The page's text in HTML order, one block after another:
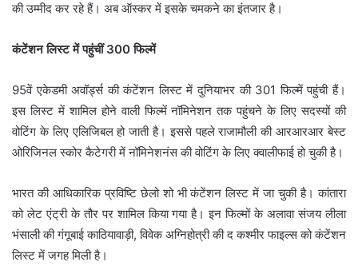
की उम्मीद कर रहे हैं। अब ऑस्कर में इसके चमकने का इंतजार है।
कंटेंशन लिस्ट में पहुंचीं 300 फिल्में
95वें एकेडमी अवॉर्ड्स की कंटेंशन लिस्ट में दुनियाभर की 301 फिल्में पहुंची हैं।
इस लिस्ट में शामिल होने वाली फिल्में नॉमिनेशन तक पहुंचने के लिए सदस्यों की
वोटिंग के लिए एलिजिबल हो जाती है। इससे पहले राजामौली की आरआरआर बेस्ट
ओरिजिनल स्कोर कैटेगरी में नॉमिनेशनंस की वोटिंग के लिए क्वालीफाई हो चुकी है।
भारत की आधिकारिक प्रविष्टि छेलो शो भी कंटेंशन लिस्ट में जा चुकी है। कांतारा
को लेट एंट्री के तौर पर शामिल किया गया है। इन फिल्मों के अलावा संजय लीला
भंसाली की गंगूबाई काठियावाड़ी, विवेक अग्निहोत्री की द कश्मीर फाइल्स को कंटेंशन
लिस्ट में जगह मिली है।